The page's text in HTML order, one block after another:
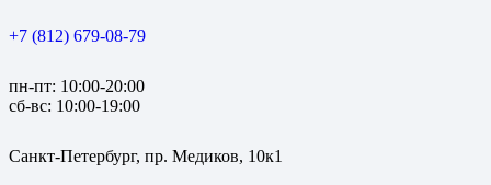
+7 (812) 679-08-79
пн-пт: 10:00-20:00
сб-вс: 10:00-19:00
Санкт-Петербург, пр. Медиков, 10к1